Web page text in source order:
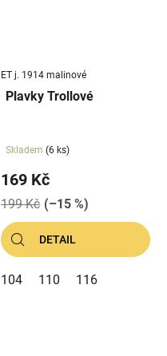
ET j. 1914 malinové
Plavky Trollové
Skladem (6 ks)
169 Kč
199 Kč (–15 %)
DETAIL
104 110 116